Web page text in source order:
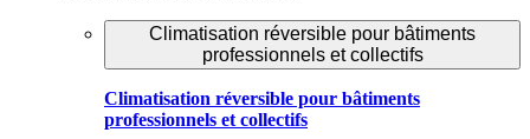
Climatisation réversible pour bâtiments
professionnels et collectifs
Climatisation réversible pour bâtiments
professionnels et collectifs